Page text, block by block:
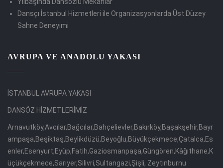
Dansçı İstanbul Hizmetleri ile Organizasyonlarda Üst Düzey
Sahne Deneyimi
AVRUPA VE ANADOLU YAKASI
İSTANBUL AVRUPA YAKASI
DANSÖZ HİZMETLERİMİZ
Arnavutköy,Avcılar,Bağcılar,Bahçelievler,Bakırköy,Başakşehir,Bayr
ampaşa,Beşiktaş,Beylikdüzü,Beyoğlu,Büyükçekmece,Çatalca,Es
enler,Esenyurt,Eyüp,Fatih,Gaziosmanpaşa,Güngören,Kâğıthane,K
üçükçekmece,Sarıyer,Silivri,Sultangazi,Şişli, Zeytinburnu